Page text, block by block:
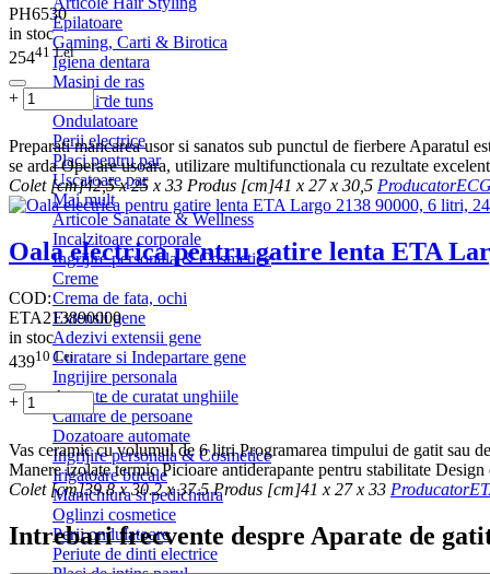
Epilatoare
Gaming, Carti & Birotica
Igiena dentara
Masini de ras
Masini de tuns
Ondulatoare
Perii electrice
Placi pentru par
Uscatoare par
Mai mult
Articole Sanatate & Wellness
Incalzitoare corporale
Ingrijire personala & Cosmetice
Creme
Crema de fata, ochi
Extensii gene
Adezivi extensii gene
Curatare si Indepartare gene
Ingrijire personala
Aparate de curatat unghiile
Cantare de persoane
Dozatoare automate
Ingrijire personala & Cosmetice
Irigatoare bucale
Manichiura si pedichiura
Oglinzi cosmetice
Perii ondulatoare
Periute de dinti electrice
PH6530
in stoc
25441 Lei
+ −
Preparati mancarea usor si sanatos sub punctul de fierbere Aparatul
se arda Operare usoara, utilizare multifunctionala cu rezultate
Colet [cm]42,5 x 25 x 33 Produs [cm]41 x 27 x 30,5 ProducatorECG
Oala electrica pentru gatire lenta ETA
COD:
ETA213890000
in stoc
43910 Lei
+ −
Vas ceramic cu volumul de 6 litri Programarea timpului de gatit sau
Manere izolate termic Picioare antiderapante pentru stabilitate Design
Colet [cm]39.8 x 30.2 x 37.5 Produs [cm]41 x 27 x 33 Producator
Intrebari frecvente despre Aparate de